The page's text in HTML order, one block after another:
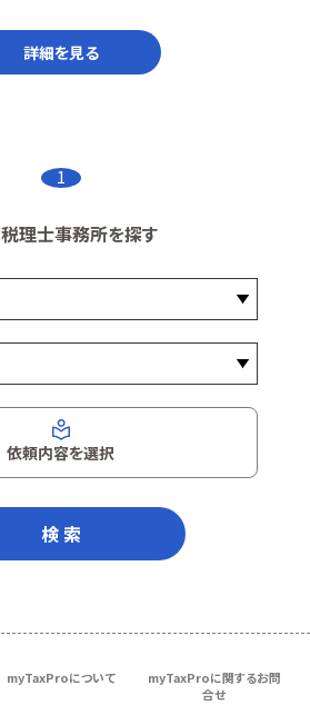
詳細を見る
1
税理士事務所を探す
依頼内容を選択
検 索
myTaxProについて
myTaxProに関するお問
合せ